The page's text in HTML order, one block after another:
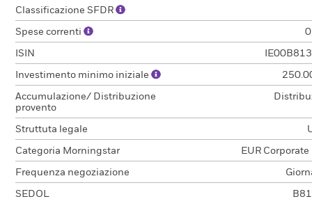
Classificazione SFDR
Spese correnti
ISIN
Investimento minimo iniziale
Accumulazione/ Distribuzione
provento
Struttuta legale
Categoria Morningstar EUR
Frequenza negoziazione
SEDOL